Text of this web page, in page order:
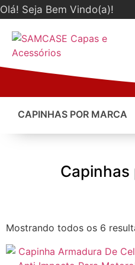
Olá! Seja Bem Vindo(a)!
CAPINHAS POR MARCA
Mostrando todos os 6